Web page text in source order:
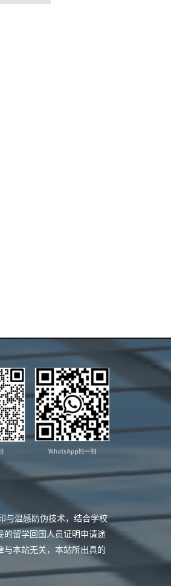
与温感防伪技术，结合学校
的留学回国人员证明申请途
本站无关，本站所出具的